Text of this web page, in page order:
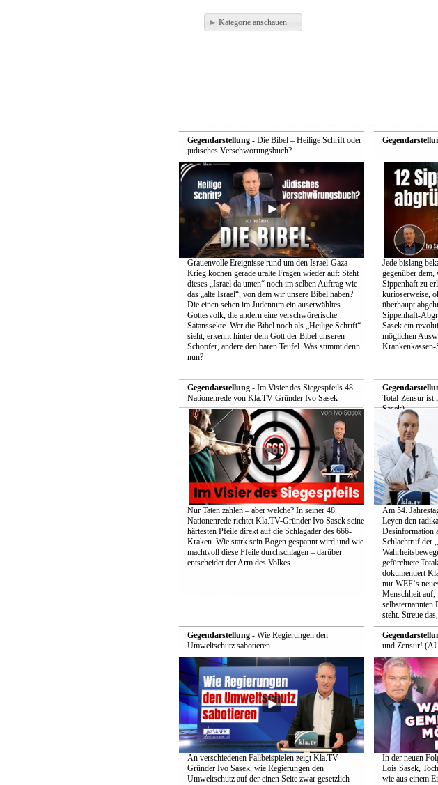
Kategorie anschauen
Gegendarstellung- Die Bibel – Heilige Schrift oder
jüdisches Verschwörungsbuch?
Grauenvolle Ereignisse rund um den Israel-Gaza-
Krieg kochen gerade uralte Fragen wieder auf: Steht
dieses „Israel da unten“ noch im selben Auftrag wie
das „alte Israel“, von dem wir unsere Bibel haben?
Die einen sehen im Judentum ein auserwähltes
Gottesvolk, die andern eine verschwörerische
Satanssekte. Wer die Bibel noch als „Heilige Schrift“
sieht, erkennt hinter dem Gott der Bibel unseren
Schöpfer, andere den baren Teufel. Was stimmt denn
nun?
Jede bislang
gegenüber
Sippenhaft zu
kurioserweise,
überhaupt
Sippenhaft-
Sasek ein
möglichen
Krankenkassen-
Gegendarstellung- Im Visier des Siegespfeils 48.
Nationenrede von Kla.TV-Gründer Ivo Sasek
Nur Taten zählen – aber welche? In seiner 48.
Nationenrede richtet Kla.TV-Gründer Ivo Sasek seine
härtesten Pfeile direkt auf die Schlagader des 666-
Kraken. Wie stark sein Bogen gespannt wird und wie
machtvoll diese Pfeile durchschlagen – darüber
entscheidet der Arm des Volkes.
Total-Zensur ist
Sasek)
Am 54.
Leyen den
Desinformation
Schlachtruf der
gefürchtete
dokumentiert
nur WEF‘s
Menschheit auf,
selbsternannten
steht. Streue
Gegendarstellung- Wie Regierungen den
Umweltschutz sabotieren
An verschiedenen Fallbeispielen zeigt Kla.TV-
Gründer Ivo Sasek, wie Regierungen den
Umweltschutz auf der einen Seite zwar gesetzlich
und Zensur!
In der neuen
Lois Sasek,
wie aus einem